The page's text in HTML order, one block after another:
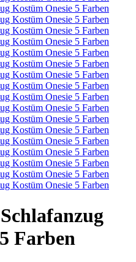
Farben